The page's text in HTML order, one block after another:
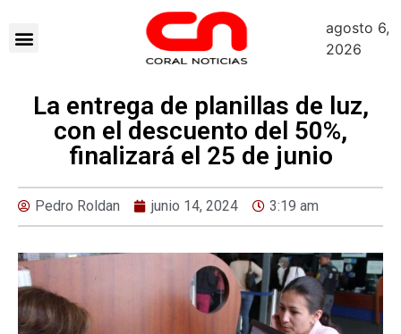
agosto 6,
2026
La entrega de planillas de luz,
con el descuento del 50%,
finalizará el 25 de junio
Pedro Roldan junio 14, 2024 3:19 am